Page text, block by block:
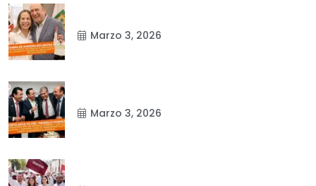
Marzo 3, 2026
Marzo 3, 2026